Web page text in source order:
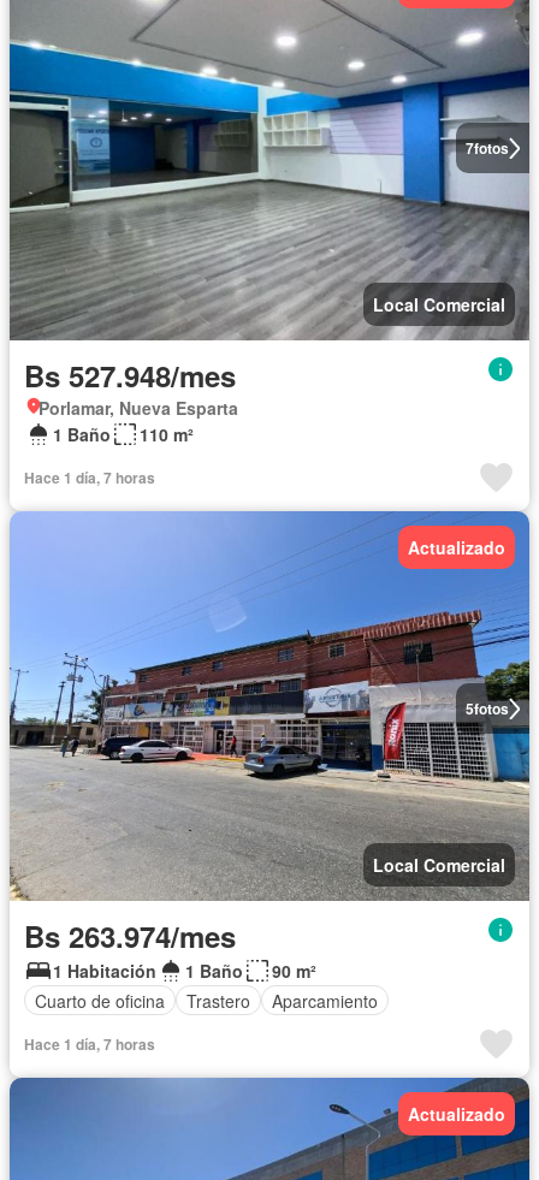
7fotos
Local Comercial
Bs 527.948/mes
Porlamar, Nueva Esparta
1 Baño
110 m²
Hace 1 día, 7 horas
5fotos
Actualizado
Local Comercial
Bs 263.974/mes
1 Habitación 1 Baño
90 m²
Cuarto de oficina
Trastero Aparcamiento
Hace 1 día, 7 horas
Actualizado